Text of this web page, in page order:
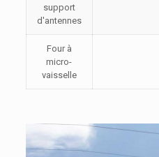
support
d'antennes
Four à
micro-
vaisselle